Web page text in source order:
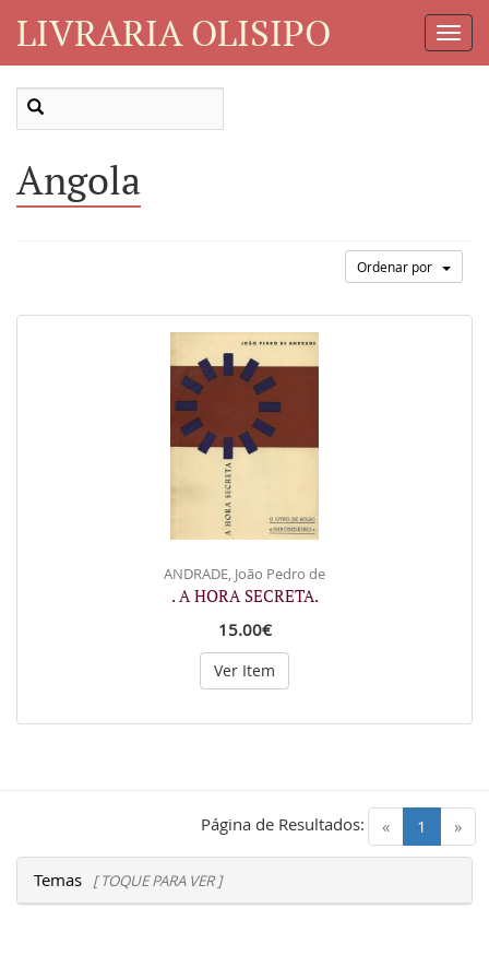
LIVRARIA OLISIPO
Angola
Ordenar por
ANDRADE, João Pedro de
. A HORA SECRETA.
15.00€
Ver Item
« 1 (current)
»
Página de Resultados:
Temas [ TOQUE PARA VER ]